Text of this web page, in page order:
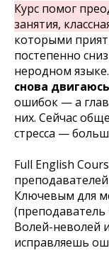
Курс помог
занятия,
которыми
постепенно
неродном
снова
ошибок — а
них. Сейчас
стресса —
Full English
Ключевым для
(преподаватель
Волей-неволей
исправляешь